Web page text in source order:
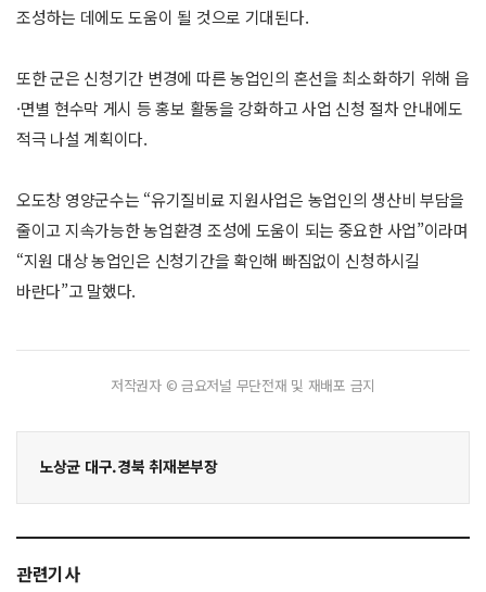
조성하는 데에도 도움이 될 것으로 기대된다.
또한 군은 신청기간 변경에 따른 농업인의 혼선을 최소화하기 위해 읍
·면별 현수막 게시 등 홍보 활동을 강화하고 사업 신청 절차 안내에도
적극 나설 계획이다.
오도창 영양군수는 “유기질비료 지원사업은 농업인의 생산비 부담을
줄이고 지속가능한 농업환경 조성에 도움이 되는 중요한 사업”이라며
“지원 대상 농업인은 신청기간을 확인해 빠짐없이 신청하시길
바란다”고 말했다.
저작권자 © 금요저널 무단전재 및 재배포 금지
노상균 대구.경북 취재본부장
관련기사